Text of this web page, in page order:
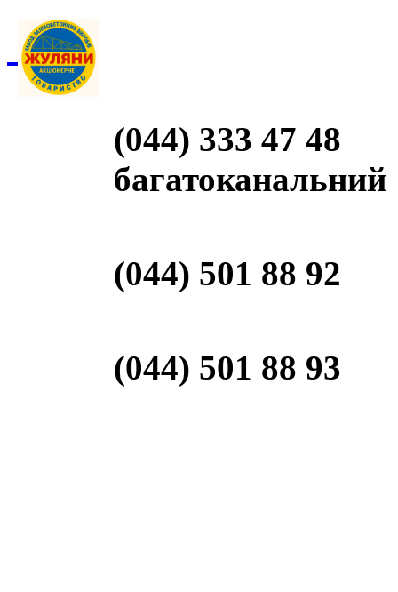
(044) 333 47 48
багатоканальний
(044) 501 88 92
(044) 501 88 93